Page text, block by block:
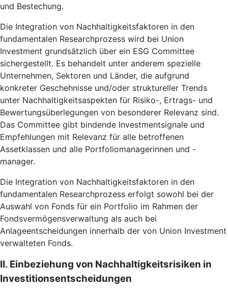
und Bestechung.
Die Integration von Nachhaltigkeitsfaktoren in den
fundamentalen Researchprozess wird bei Union
Investment grundsätzlich über ein ESG Committee
sichergestellt. Es behandelt unter anderem spezielle
Unternehmen, Sektoren und Länder, die aufgrund
konkreter Geschehnisse und/oder struktureller Trends
unter Nachhaltigkeitsaspekten für Risiko-, Ertrags- und
Bewertungsüberlegungen von besonderer Relevanz sind.
Das Committee gibt bindende Investmentsignale und
Empfehlungen mit Relevanz für alle betroffenen
Assetklassen und alle Portfoliomanagerinnen und -
manager.
Die Integration von Nachhaltigkeitsfaktoren in den
fundamentalen Researchprozess erfolgt sowohl bei der
Auswahl von Fonds für ein Portfolio im Rahmen der
Fondsvermögensverwaltung als auch bei
Anlageentscheidungen innerhalb der von Union Investment
verwalteten Fonds.
II. Einbeziehung von Nachhaltigkeitsrisiken in
Investitionsentscheidungen